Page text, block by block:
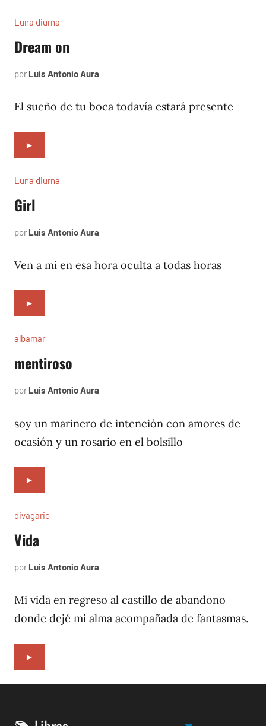
Luna diurna
Dream on
por Luis Antonio Aura
2002
El sueño de tu boca todavía estará presente
►
Luna diurna
Girl
por Luis Antonio Aura
2002
Ven a mí en esa hora oculta a todas horas
►
albamar
mentiroso
por Luis Antonio Aura
1996
soy un marinero de intención con amores de
ocasión y un rosario en el bolsillo
►
divagario
Vida
por Luis Antonio Aura
1996
Mi vida en regreso al castillo de abandono
donde dejé mi alma acompañada de fantasmas.
►